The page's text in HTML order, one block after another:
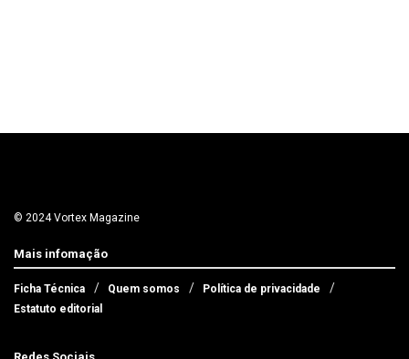
© 2024 Vortex Magazine
Mais infomação
Ficha Técnica Quem somos
Política de privacidade
Estatuto editorial